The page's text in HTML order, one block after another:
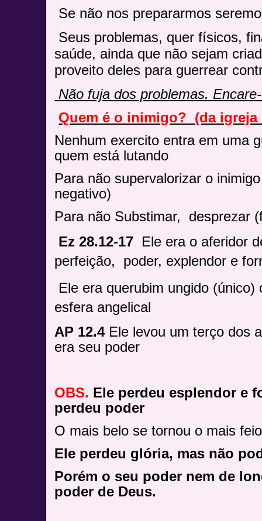
Se não nos prepararmos
Seus problemas, quer físicos,
saúde, ainda que não sejam
proveito deles para guerrear
Não fuja dos problemas.
Quem é o inimigo? (da igreja
Nenhum exercito entra em uma
quem está lutando
Para não supervalorizar o
negativo)
Para não Substimar,
desprezar
Ez 28.12-17 Ele era o aferidor
perfeição,
poder, explendor e
Ele era querubim ungido (único)
esfera angelical
AP 12.4Ele levou um terço dos
era seu poder
OBS. Ele perdeu esplendor e
perdeu poder
O mais belo se tornou o mais
Ele perdeu glória, mas não
Porém o seu poder nem de
poder de Deus.